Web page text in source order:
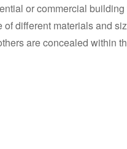
or commercial
of different materials and
are concealed within